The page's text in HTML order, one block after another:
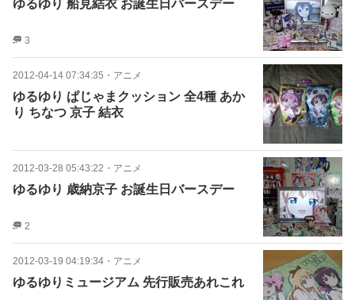
ゆるゆり 船見結衣 お誕生日バースデー
3
2012-04-14 07:34:35 ・ アニメ
ゆるゆり ぱじゃまクッション 全4種 あか
り ちなつ 京子 結衣
2012-03-28 05:43:22 ・ アニメ
ゆるゆり 歳納京子 お誕生日バースデー
2
2012-03-19 04:19:34 ・ アニメ
ゆるゆりミュージアム 先行販売あれこれ